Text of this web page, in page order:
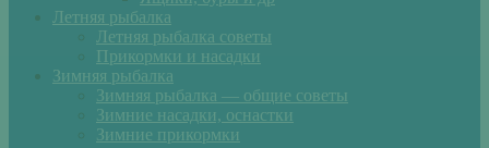
Летняя рыбалка
Летняя рыбалка советы
Прикормки и насадки
Зимняя рыбалка
Зимняя рыбалка — общие советы
Зимние насадки, оснастки
Зимние прикормки